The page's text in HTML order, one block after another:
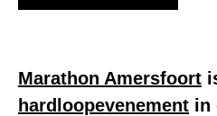
Marathon Amersfoort
hardloopevenement in